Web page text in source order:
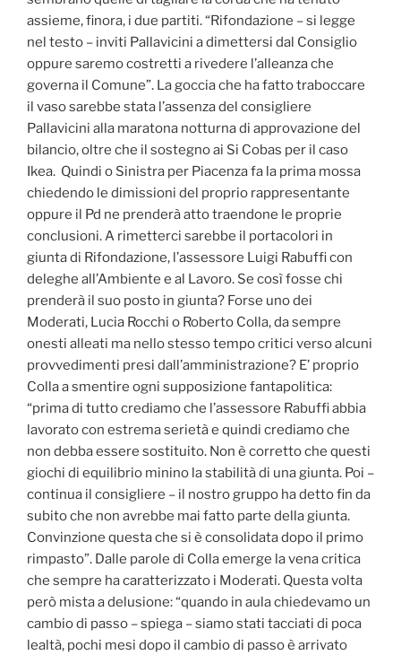
assieme, finora, i due partiti. “Rifondazione – si legge
nel testo – inviti Pallavicini a dimettersi dal Consiglio
oppure saremo costretti a rivedere l’alleanza che
governa il Comune”. La goccia che ha fatto traboccare
il vaso sarebbe stata l’assenza del consigliere
Pallavicini alla maratona notturna di approvazione del
bilancio, oltre che il sostegno ai Si Cobas per il caso
Ikea. Quindi o Sinistra per Piacenza fa la prima mossa
chiedendo le dimissioni del proprio rappresentante
oppure il Pd ne prenderà atto traendone le proprie
conclusioni. A rimetterci sarebbe il portacolori in
giunta di Rifondazione, l’assessore Luigi Rabuffi con
deleghe all’Ambiente e al Lavoro. Se così fosse chi
prenderà il suo posto in giunta? Forse uno dei
Moderati, Lucia Rocchi o Roberto Colla, da sempre
onesti alleati ma nello stesso tempo critici verso alcuni
provvedimenti presi dall’amministrazione? E’ proprio
Colla a smentire ogni supposizione fantapolitica:
“prima di tutto crediamo che l’assessore Rabuffi abbia
lavorato con estrema serietà e quindi crediamo che
non debba essere sostituito. Non è corretto che questi
giochi di equilibrio minino la stabilità di una giunta. Poi –
continua il consigliere – il nostro gruppo ha detto fin da
subito che non avrebbe mai fatto parte della giunta.
Convinzione questa che si è consolidata dopo il primo
rimpasto”. Dalle parole di Colla emerge la vena critica
che sempre ha caratterizzato i Moderati. Questa volta
però mista a delusione: “quando in aula chiedevamo un
cambio di passo – spiega – siamo stati tacciati di poca
lealtà, pochi mesi dopo il cambio di passo è arrivato